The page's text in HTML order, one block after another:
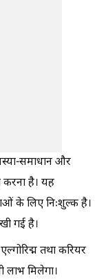
समाधान और
करना है। यह
के लिए निःशुल्क है।
गई है।
एल्गोरिद्म तथा करियर
लाभ मिलेगा।